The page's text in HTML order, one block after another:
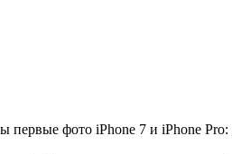
первые фото iPhone 7 и iPhone Pro: